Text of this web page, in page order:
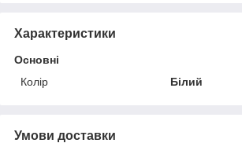
Характеристики
Основні
Колір
Білий
Умови доставки